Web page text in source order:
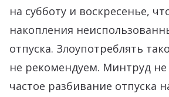
на субботу и воскресенье,
накопления
отпуска. Злоупотреблять
не рекомендуем. Минтруд
частое разбивание отпуска